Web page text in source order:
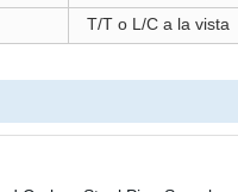
T/T o L/C a la vista